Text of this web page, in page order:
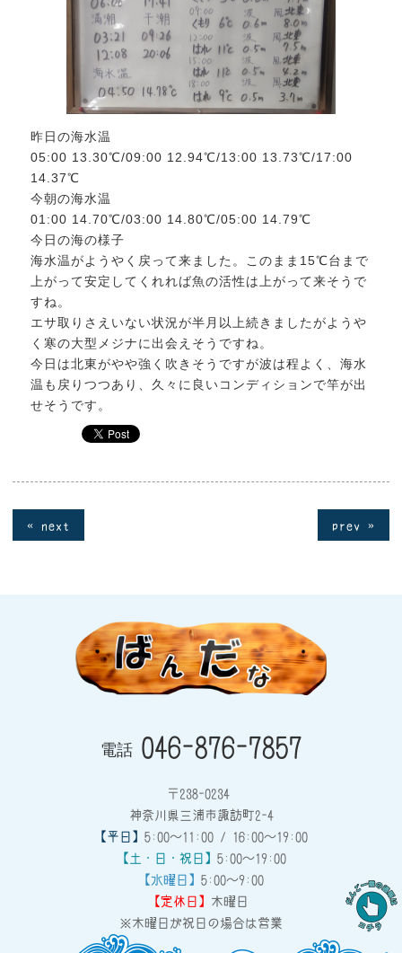
昨日の海水温
05:00 13.30℃/09:00 12.94℃/13:00 13.73℃/17:00
14.37℃
今朝の海水温
01:00 14.70℃/03:00 14.80℃/05:00 14.79℃
今日の海の様子
海水温がようやく戻って来ました。このまま15℃台まで
上がって安定してくれれば魚の活性は上がって来そうで
すね。
エサ取りさえいない状況が半月以上続きましたがようや
く寒の大型メジナに出会えそうですね。
今日は北東がやや強く吹きそうですが波は程よく、海水
温も戻りつつあり、久々に良いコンディションで竿が出
せそうです。
« next prev »
電話 046-876-7857
〒238-0234
神奈川県三浦市諏訪町2-4
【平日】 5:00～11:00 / 16:00～19:00
【土・日・祝日】 5:00～19:00
【水曜日】 5:00～9:00
【定休日】
木曜日
※木曜日が祝日の場合は営業